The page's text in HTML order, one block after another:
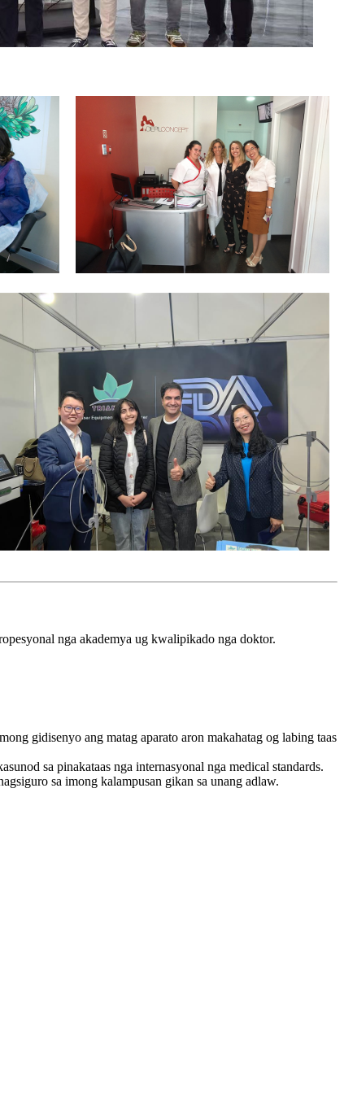
nga akademya ug kwalipikado nga doktor.
sa pinakataas nga internasyonal nga medical standards.
sa imong kalampusan gikan sa unang adlaw.